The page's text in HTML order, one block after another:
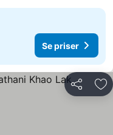
Se priser
Del